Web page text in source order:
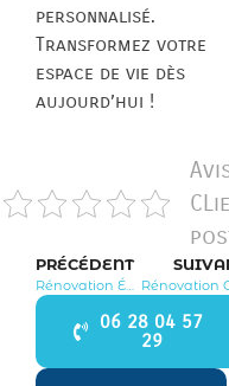
personnalisé.
Transformez votre
espace de vie dès
aujourd’hui !
PRÉCÉDENT
06 28 04 57
29